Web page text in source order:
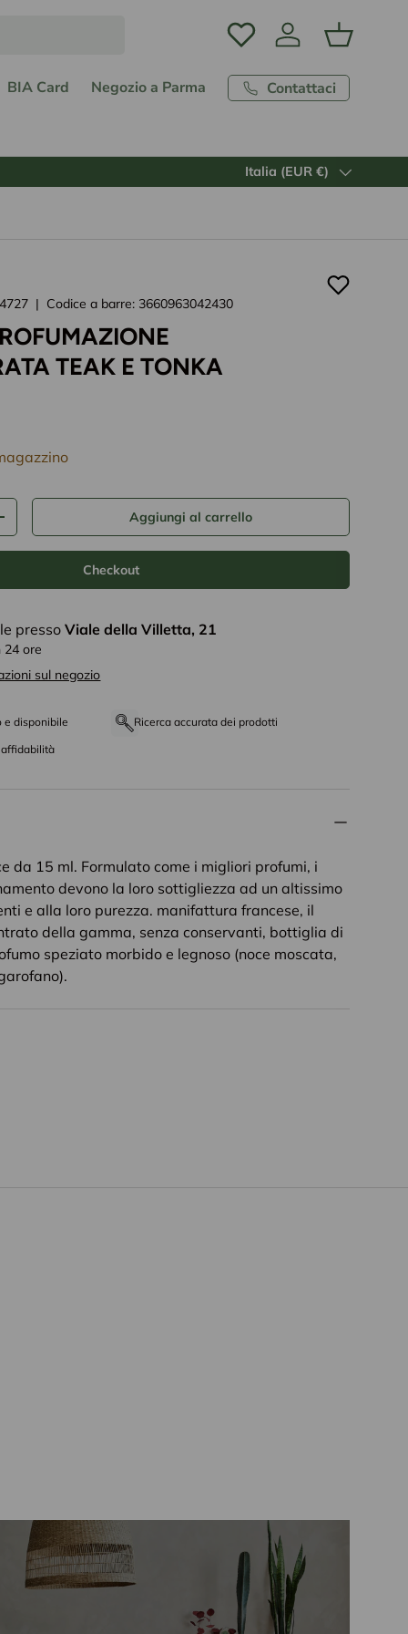
Accedi Carrello
BIA Card Negozio a Parma Contattaci
Paese/Regione
Italia (EUR €)
| Codice a barre: 3660963042430
TEAK E TONKA
Aggiungi al carrello
Checkout
pressoViale della Villetta, 21
24 ore
sul negozio
e disponibile
Ricerca accurata dei prodotti
da 15 ml. Formulato come i migliori profumi, i
devono la loro sottigliezza ad un altissimo
e alla loro purezza. manifattura francese, il
della gamma, senza conservanti, bottiglia di
speziato morbido e legnoso (noce moscata,